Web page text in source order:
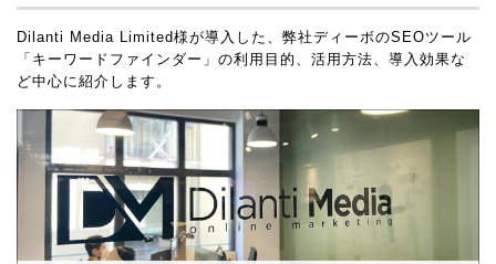
導入事例
無料SEOツール
SEOを学ぶ
SEOとは？
SEOラボ(SEOの基礎と対策)
AI×SEO(AISEOの基礎と対策)
Dilanti Media Limited様が導入した、弊社ディーボのSEOツール
「キーワードファインダー」の利用目的、活用方法、導入効果な
ど中心に紹介します。